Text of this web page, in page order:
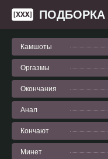
ПОДБОРКА
Камшоты
Оргазмы
Окончания
Анал
Кончают
Минет